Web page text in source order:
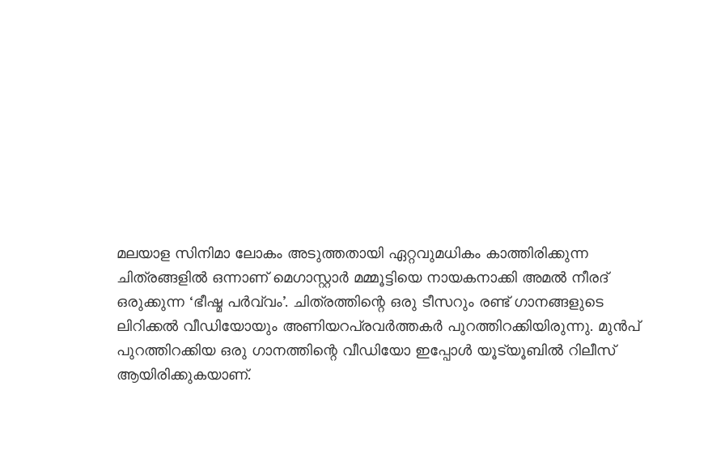
മലയാള സിനിമാ ലോകം അടുത്തതായി ഏറ്റവുമധികം കാത്തിരിക്കുന്ന
ചിത്രങ്ങളിൽ ഒന്നാണ് മെഗാസ്റ്റാർ മമ്മൂട്ടിയെ നായകനാക്കി അമൽ നീരദ്
ഒരുക്കുന്ന ‘ഭീഷ്മ പർവ്വം’. ചിത്രത്തിന്റെ ഒരു ടീസറും രണ്ട് ഗാനങ്ങളുടെ
ലിറിക്കൽ വീഡിയോയും അണിയറപ്രവർത്തകർ പുറത്തിറക്കിയിരുന്നു. മുൻപ്
പുറത്തിറക്കിയ ഒരു ഗാനത്തിന്റെ വീഡിയോ ഇപ്പോൾ യൂട്യൂബിൽ റിലീസ്
ആയിരിക്കുകയാണ്.